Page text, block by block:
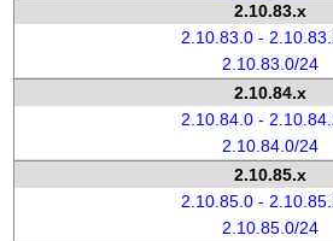
2.10.83.x
2.10.83.0 -
2.10.83.0/24
2.10.84.x
2.10.84.0 -
2.10.84.0/24
2.10.85.x
2.10.85.0 -
2.10.85.0/24